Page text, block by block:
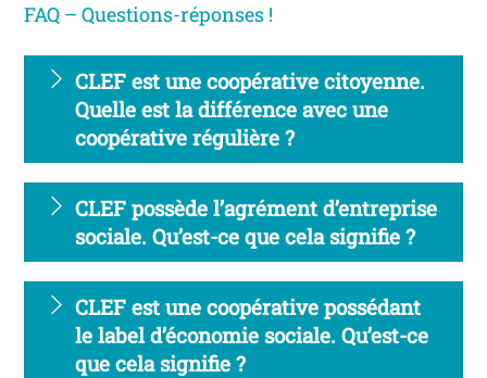
FAQ – Questions-réponses !
CLEF est une coopérative citoyenne.
Quelle est la différence avec une
coopérative régulière ?
CLEF possède l’agrément d’entreprise
sociale. Qu’est-ce que cela signifie ?
CLEF est une coopérative possédant
le label d’économie sociale. Qu’est-ce
que cela signifie ?